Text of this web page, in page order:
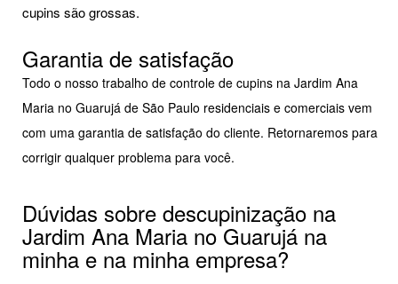
cupins são grossas.
Garantia de satisfação
Todo o nosso trabalho de controle de cupins na Jardim Ana
Maria no Guarujá de São Paulo residenciais e comerciais vem
com uma garantia de satisfação do cliente. Retornaremos para
corrigir qualquer problema para você.
Dúvidas sobre descupinização na
Jardim Ana Maria no Guarujá na
minha e na minha empresa?